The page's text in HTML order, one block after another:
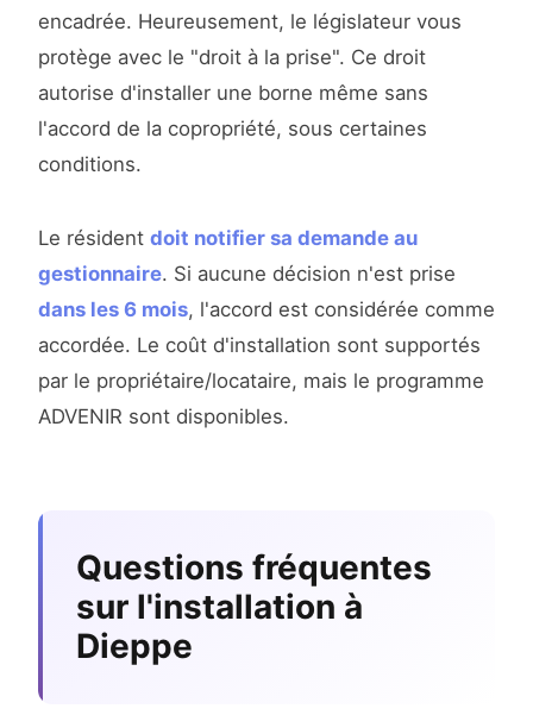
encadrée. Heureusement, le législateur vous
protège avec le "droit à la prise". Ce droit
autorise d'installer une borne même sans
l'accord de la copropriété, sous certaines
conditions.
Le résident doit notifier sa demande au
gestionnaire. Si aucune décision n'est prise
dans les 6 mois, l'accord est considérée comme
accordée. Le coût d'installation sont supportés
par le propriétaire/locataire, mais le programme
ADVENIR sont disponibles.
Questions fréquentes
sur l'installation à
Dieppe